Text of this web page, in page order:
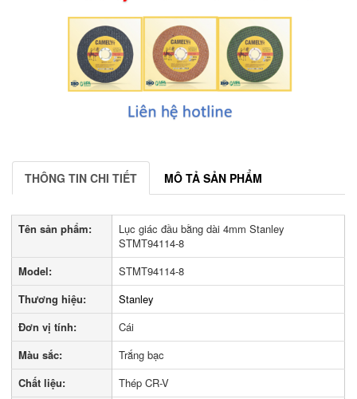
THÔNG TIN CHI TIẾT MÔ TẢ SẢN PHẨM
Tên sản phẩm:
Lục giác đầu bằng dài 4mm Stanley
STMT94114-8
Model:
STMT94114-8
Thương hiệu:
Stanley
Đơn vị tính:
Cái
Màu sắc:
Trắng bạc
Chất liệu:
Thép CR-V